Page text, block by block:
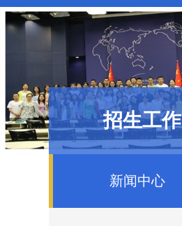
招生工作
新闻中心